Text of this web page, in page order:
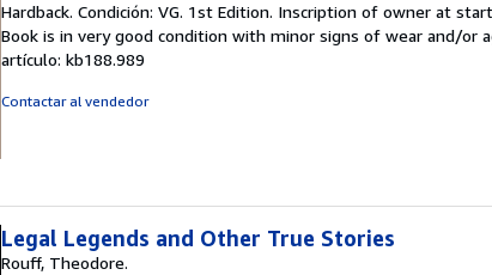
vendedor:
5
Hardback. Condición: VG. 1st Edition. Inscription of owner at
Book is in very good condition with minor signs of wear and/or
artículo: kb188.989
Contactar al vendedor
Legal Legends and Other True Stories
Rouff, Theodore.